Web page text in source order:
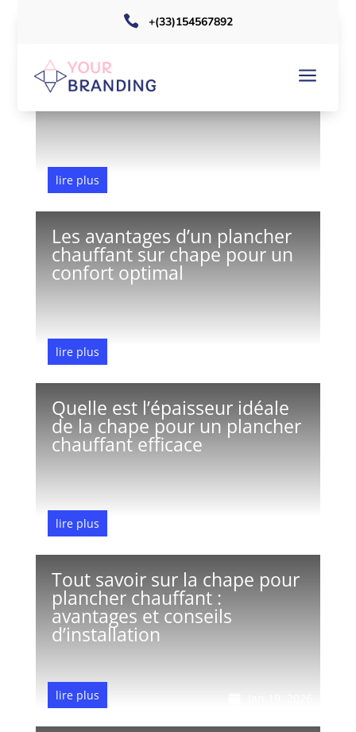
 +(33)154567892
a
Les métiers de l’énergie qui
recrutent : salaires et
formations accessibles
lire plus
Les avantages d’un plancher
chauffant sur chape pour un
confort optimal
lire plus
Quelle est l’épaisseur idéale
de la chape pour un plancher
chauffant efficace
lire plus
Tout savoir sur la chape pour
plancher chauffant :
avantages et conseils
d’installation
lire plus